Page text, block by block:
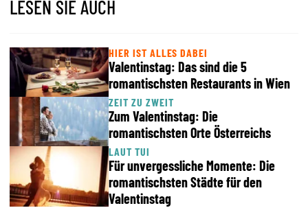
LESEN SIE AUCH
HIER IST ALLES DABEI
Valentinstag: Das sind die 5
romantischsten Restaurants in Wien
ZEIT ZU ZWEIT
Zum Valentinstag: Die
romantischsten Orte Österreichs
LAUT TUI
Für unvergessliche Momente: Die
romantischsten Städte für den
Valentinstag